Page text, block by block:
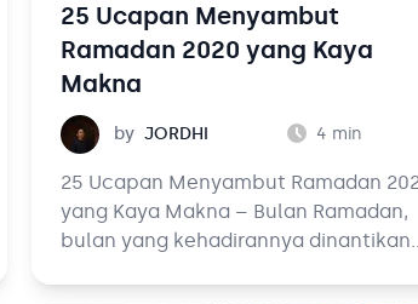
25 Ucapan Menyambut
Ramadan 2020 yang Kaya
Makna
Jordhiby JORDHI 4 min
25 Ucapan Menyambut Ramadan
yang Kaya Makna – Bulan Ramadan,
bulan yang kehadirannya dinantikan